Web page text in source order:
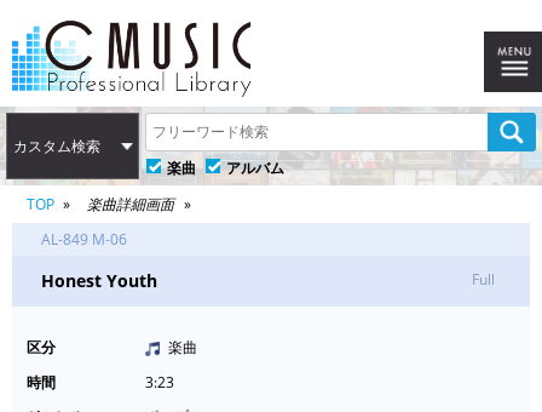
カスタム検索
楽曲
アルバム
TOP
楽曲詳細画面
AL-849 M-06
Honest Youth Full
区分
楽曲
時間
3:23